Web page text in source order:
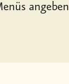
angeben